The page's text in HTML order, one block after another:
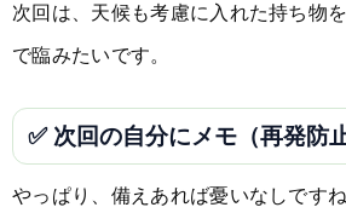
次回は、天候も考慮に入れた持ち物
で臨みたいです。
✅ 次回の自分にメモ（再発防止
やっぱり、備えあれば憂いなしですね